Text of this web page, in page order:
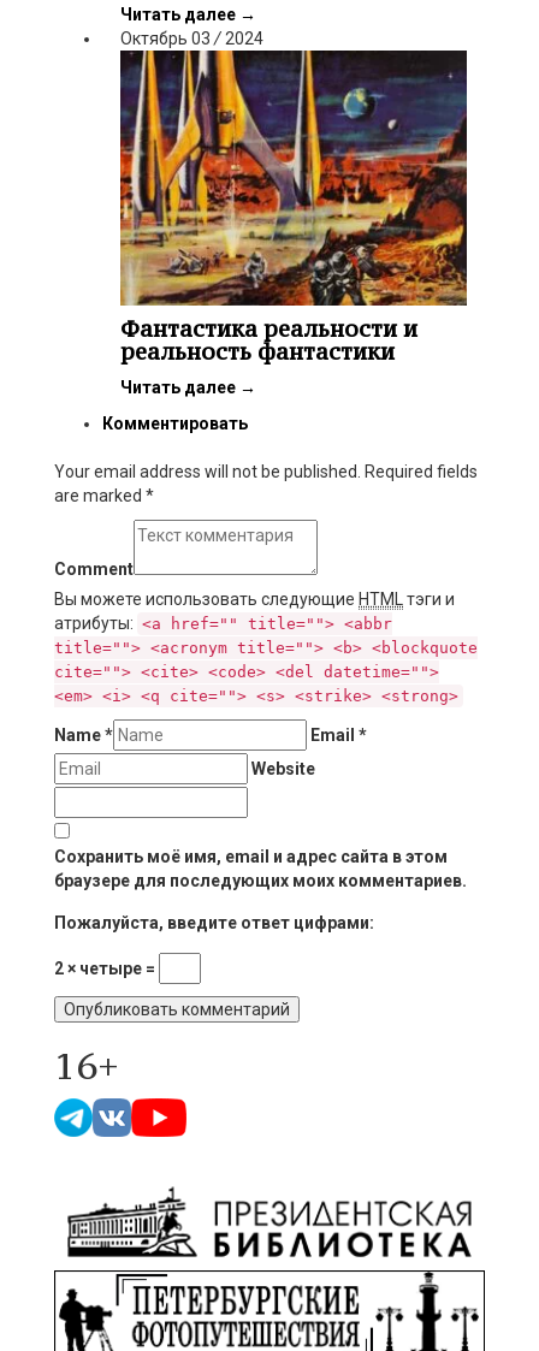
Читать далее →
Октябрь 03 / 2024
Фантастика реальности и
реальность фантастики
Читать далее →
Комментировать
Your email address will not be published. Required fields
are marked *
Comment
Вы можете использовать следующие HTML
тэги и
атрибуты: <a href="" title=""> <abbr
title=""> <acronym title=""> <b> <blockquote
cite=""> <cite> <code> <del datetime="">
<em> <i> <q cite=""> <s> <strike> <strong>
Name* Email *
Website
Сохранить моё имя, email и адрес сайта в этом
браузере для последующих моих комментариев.
Пожалуйста, введите ответ цифрами:
2 × четыре =
16+